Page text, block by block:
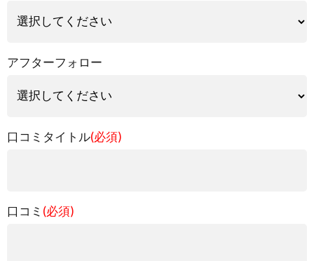
アフターフォロー
口コミタイトル(必須)
口コミ (必須)